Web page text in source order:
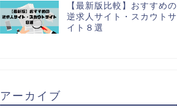
【最新版比較】おすすめの
逆求人サイト・スカウトサ
イト８選
アーカイブ